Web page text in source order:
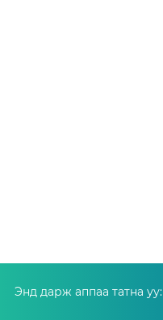
Энд дарж аппаа татна уу: